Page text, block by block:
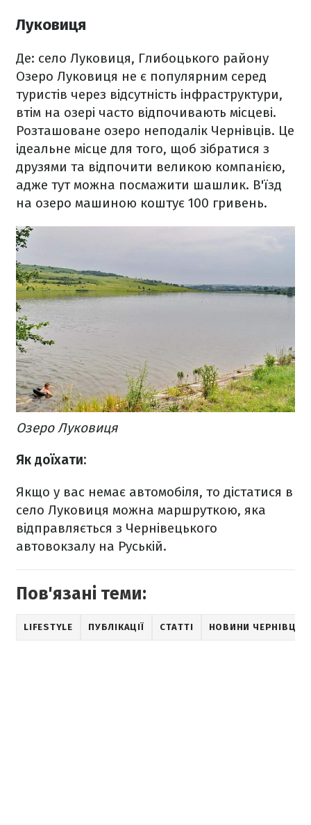
Луковиця
Де: село Луковиця, Глибоцького району
Озеро Луковиця не є популярним серед
туристів через відсутність інфраструктури,
втім на озері часто відпочивають місцеві.
Розташоване озеро неподалік Чернівців. Це
ідеальне місце для того, щоб зібратися з
друзями та відпочити великою компанією,
адже тут можна посмажити шашлик. В'їзд
на озеро машиною коштує 100 гривень.
Озеро Луковиця
Як доїхати:
Якщо у вас немає автомобіля, то дістатися в
село Луковиця можна маршруткою, яка
відправляється з Чернівецького
автовокзалу на Руській.
Пов'язані теми:
LIFESTYLE ПУБЛІКАЦІЇ СТАТТІ НОВИНИ ЧЕРНІВЦІВ